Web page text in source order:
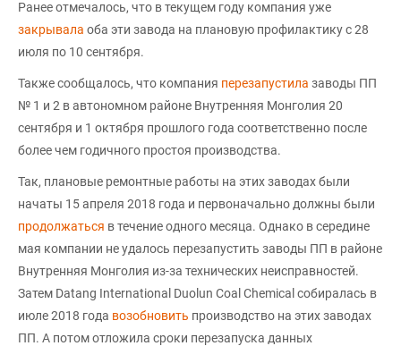
Ранее отмечалось, что в текущем году компания уже
закрывала оба эти завода на плановую профилактику с 28
июля по 10 сентября.
Также сообщалось, что компания перезапустила заводы ПП
№ 1 и 2 в автономном районе Внутренняя Монголия 20
сентября и 1 октября прошлого года соответственно после
более чем годичного простоя производства.
Так, плановые ремонтные работы на этих заводах были
начаты 15 апреля 2018 года и первоначально должны были
продолжаться в течение одного месяца. Однако в середине
мая компании не удалось перезапустить заводы ПП в районе
Внутренняя Монголия из-за технических неисправностей.
Затем Datang International Duolun Coal Chemical собиралась в
июле 2018 года возобновить производство на этих заводах
ПП. А потом отложила сроки перезапуска данных